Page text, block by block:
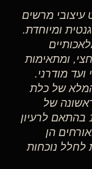
עיצובי מרשים
ומיוחדת.
ומתאימות
מודרני.
של כלת
של
שמה, ולשלב לצידן את הספרה 12 בהתאם לרעיון
הן
לחלל נוכחות